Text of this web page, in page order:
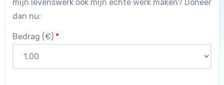
mijn levenswerk ook mijn echte werk maken? Doneer
dan nu:
Bedrag (€) *